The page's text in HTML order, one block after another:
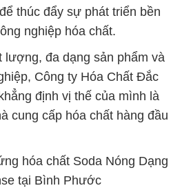
thúc đẩy sự phát triển bền
nghiệp hóa chất.
lượng, đa dạng sản phẩm và
Công ty Hóa Chất Đắc
định vị thế của mình là
cung cấp hóa chất hàng đầu
hóa chất Soda Nóng Dạng
tại Bình Phước